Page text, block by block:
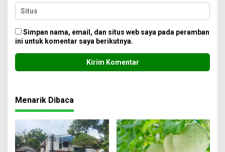
Simpan nama, email, dan situs web saya pada peramban
ini untuk komentar saya berikutnya.
Menarik Dibaca